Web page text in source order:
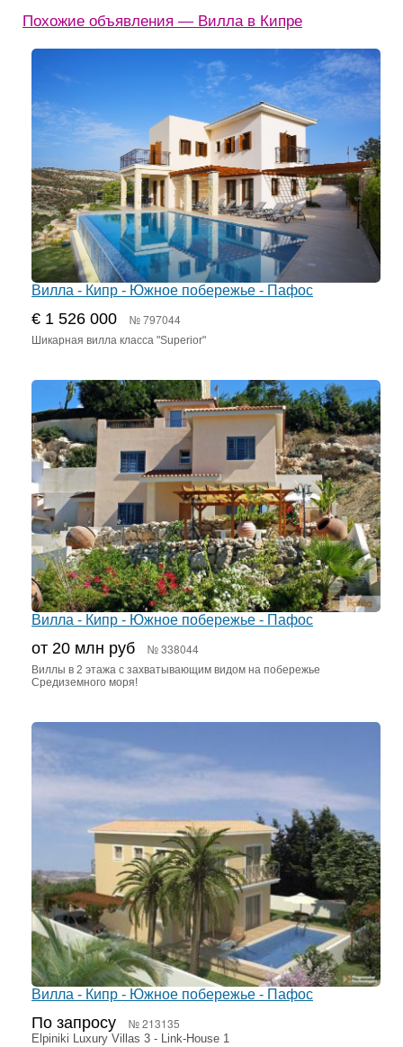
Похожие объявления — Вилла в Кипре
Вилла - Кипр - Южное побережье - Пафос
€ 1 526 000 № 797044
Шикарная вилла класса "Superior"
Вилла - Кипр - Южное побережье - Пафос
от 20 млн руб № 338044
Виллы в 2 этажа с захватывающим видом на побережье
Средиземного моря!
Вилла - Кипр - Южное побережье - Пафос
По запросу № 213135
Elpiniki Luxury Villas 3 - Link-House 1